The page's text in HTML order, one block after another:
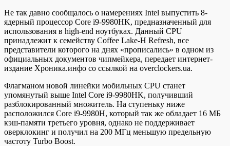
Не так давно сообщалось о намерениях Intel выпустить 8-
ядерный процессор Core i9-9980HK, предназначенный для
использования в high-end ноутбуках. Данный CPU
принадлежит к семейству Coffee Lake-H Refresh, все
представители которого на днях «прописались» в одном из
официальных документов чипмейкера, передает интернет-
издание Хроника.инфо со ссылкой на overclockers.ua.
Флагманом новой линейки мобильных CPU станет
упомянутый выше Intel Core i9-9980HK, получивший
разблокированный множитель. На ступеньку ниже
расположился Core i9-9980H, который так же обладает 16 МБ
кэш-памяти третьего уровня, однако не поддерживает
оверклокинг и получил на 200 МГц меньшую предельную
частоту Turbo Boost.